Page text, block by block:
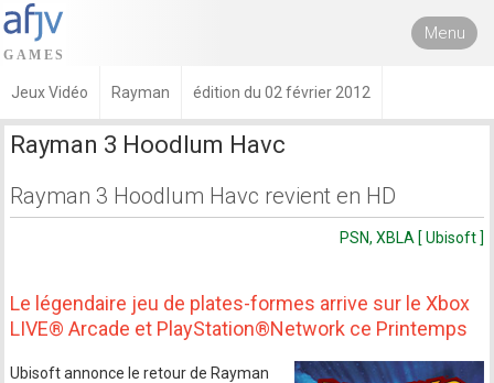
Menu
Jeux Vidéo Rayman édition du 02 février 2012
Rayman 3 Hoodlum Havc
Rayman 3 Hoodlum Havc revient en HD
PSN, XBLA [ Ubisoft ]
Le légendaire jeu de plates-formes arrive sur le Xbox
LIVE® Arcade et PlayStation®Network ce Printemps
Ubisoft annonce le retour de Rayman